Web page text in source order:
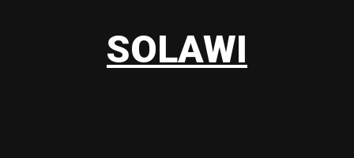
SOLAWI